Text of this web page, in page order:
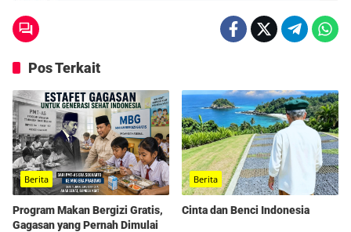
Pos Terkait
Berita
Program Makan Bergizi Gratis,
Gagasan yang Pernah Dimulai
Berita
Cinta dan Benci Indonesia